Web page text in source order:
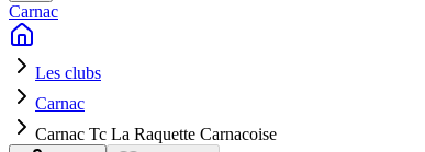
Carnac
Les clubs
Carnac
Carnac Tc La Raquette Carnacoise